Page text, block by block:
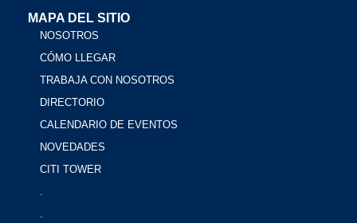
MAPA DEL SITIO
NOSOTROS
CÓMO LLEGAR
TRABAJA CON NOSOTROS
DIRECTORIO
CALENDARIO DE EVENTOS
NOVEDADES
CITI TOWER
.
.